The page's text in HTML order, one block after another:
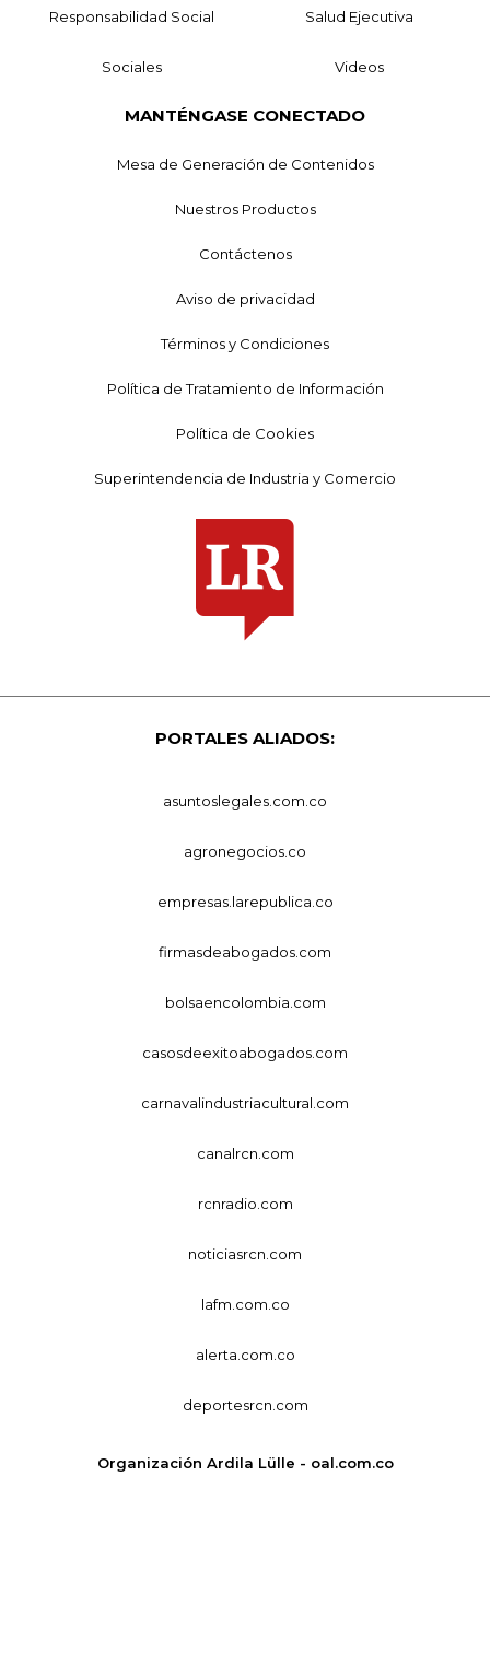
Responsabilidad Social Salud Ejecutiva
Sociales Videos
MANTÉNGASE CONECTADO
Mesa de Generación de Contenidos
Nuestros Productos
Contáctenos
Aviso de privacidad
Términos y Condiciones
Política de Tratamiento de Información
Política de Cookies
Superintendencia de Industria y Comercio
PORTALES ALIADOS:
asuntoslegales.com.co
agronegocios.co
empresas.larepublica.co
firmasdeabogados.com
bolsaencolombia.com
casosdeexitoabogados.com
carnavalindustriacultural.com
canalrcn.com
rcnradio.com
noticiasrcn.com
lafm.com.co
alerta.com.co
deportesrcn.com
Organización Ardila Lülle - oal.com.co